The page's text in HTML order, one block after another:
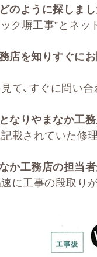
のように探しまし
ク塀工事”とネ
店を知りすぐに
て、すぐに問い合
なりやまなか工
載されていた修
か工務店の担当
に工事の段取り